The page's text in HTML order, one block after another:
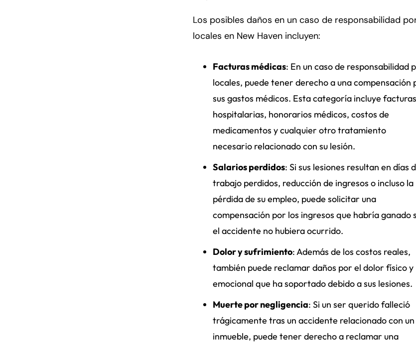
Los posibles daños en un caso de responsabilidad
locales en New Haven incluyen:
Facturas médicas: En un caso de responsabilidad
locales, puede tener derecho a una compensación
sus gastos médicos. Esta categoría incluye facturas
hospitalarias, honorarios médicos, costos de
medicamentos y cualquier otro tratamiento
necesario relacionado con su lesión.
Salarios perdidos: Si sus lesiones resultan en días
trabajo perdidos, reducción de ingresos o incluso la
pérdida de su empleo, puede solicitar una
compensación por los ingresos que habría ganado
el accidente no hubiera ocurrido.
Dolor y sufrimiento: Además de los costos reales,
también puede reclamar daños por el dolor físico y
emocional que ha soportado debido a sus lesiones.
Muerte por negligencia: Si un ser querido falleció
trágicamente tras un accidente relacionado con un
inmueble, puede tener derecho a reclamar una